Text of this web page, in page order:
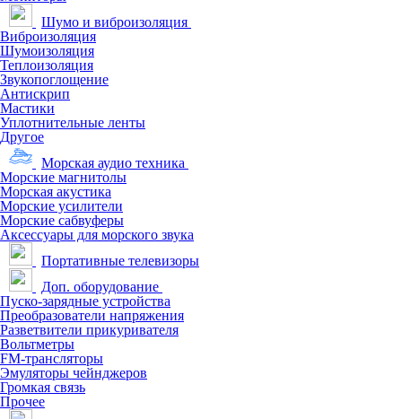
Шумо и виброизоляция
Виброизоляция
Шумоизоляция
Теплоизоляция
Звукопоглощение
Антискрип
Мастики
Уплотнительные ленты
Другое
Морская аудио техника
Морские магнитолы
Морская акустика
Морские усилители
Морские сабвуферы
Аксессуары для морского звука
Портативные телевизоры
Доп. оборудование
Пуско-зарядные устройства
Преобразователи напряжения
Разветвители прикуривателя
Вольтметры
FM-трансляторы
Эмуляторы чейнджеров
Громкая связь
Прочее